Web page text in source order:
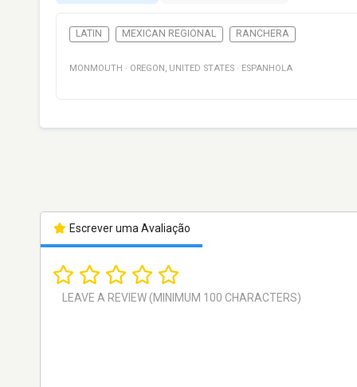
LATIN MEXICAN REGIONAL RANCHERA
MONMOUTH · OREGON , UNITED STATES · ESPANHOLA
Escrever uma Avaliação